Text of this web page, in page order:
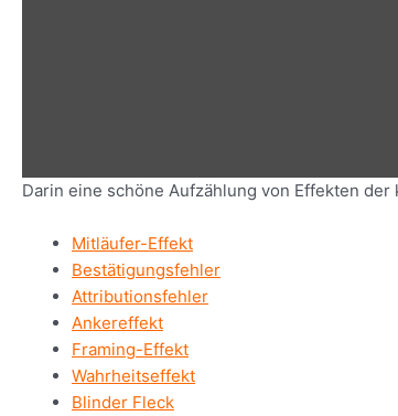
Darin eine schöne Aufzählung von Effekten
Mitläufer-Effekt
Bestätigungsfehler
Attributionsfehler
Ankereffekt
Framing-Effekt
Wahrheitseffekt
Blinder Fleck